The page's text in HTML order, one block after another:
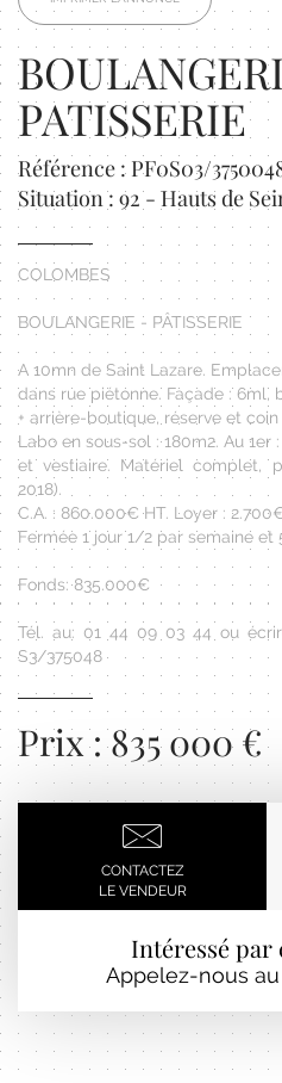
PATISSERIE
Référence : PF0S03/
Situation : 92 - Hauts de
COLOMBES
BOULANGERIE - PÂTISSERIE
A 10mn de Saint Lazare.
dans rue piétonne. Façade : 6ml,
+ arrière-boutique, réserve et coin
Labo en sous-sol : 180m2. Au 1er
et vestiaire. Matériel complet,
2018).
C.A. : 860.000€ HT. Loyer :
Fermée 1 jour 1/2 par semaine et
Fonds: 835.000€
Tél. au: 01 44 09 03 44 ou
S3/375048
Prix : 835 000 €
CONTACTEZ
LE VENDEUR
Intéressé par
Appelez-nous au